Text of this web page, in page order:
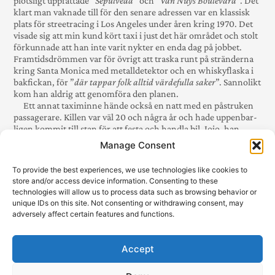
Manage Consent
To provide the best experiences, we use technologies like cookies to
store and/or access device information. Consenting to these
technologies will allow us to process data such as browsing behavior or
unique IDs on this site. Not consenting or withdrawing consent, may
adversely affect certain features and functions.
Accept
klart man vaknade till för den senare adressen var en klassisk
plats för streetracing i Los Angeles under åren kring 1970. Det
visade sig att min kund kört taxi i just det här området och stolt
för­kunnade att han inte varit nykter en enda dag på jobbet.
Framtids­drömmen var för övrigt att traska runt på stränderna
kring Santa Monica med metall­detektor och en whisky­flaska i
bakfickan, för ”där tappar folk alltid värde­fulla saker”. Sanno­likt
kom han aldrig att genom­föra den planen.
Ett annat taxi­minne hände också en natt med en påstruken
passa­ge­rare. Killen var väl 20 och några år och hade uppen­bar­
ligen kommit till stan för att festa och handla bil. Jojo, han
skulle min­sann besöka Peders Bil (
med slogan ”Racecar in
) och köpa det värsta i histo­rien som bränt bak­däck, näm­
allt där­hemma. Fatta bara hur vass bilen var. Topp­­ningen skulle
sedan bli att piska upp den snabbaste i Stock­holm, ”du har
kanske hört talas om han Professorn va?”
TILLBAKA - 1979